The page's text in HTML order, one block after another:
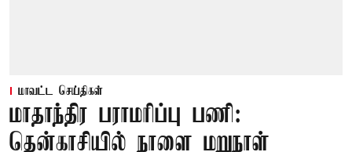
மாவட்ட செய்திகள்
மாதாந்திர பராமரிப்பு பணி:
தென்காசியில் நாளை மறுநாள்